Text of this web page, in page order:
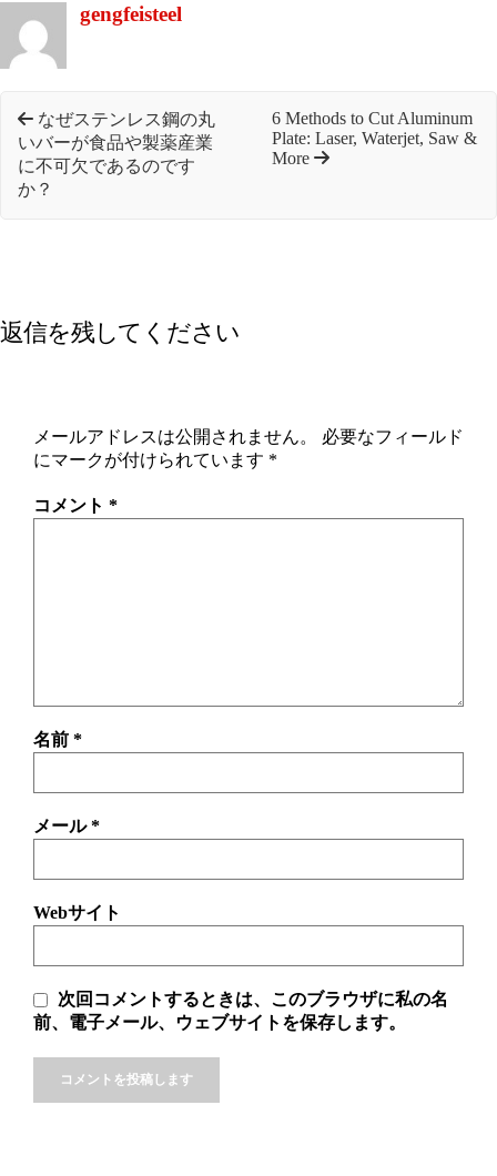
gengfeisteel
なぜステンレス鋼の丸
いバーが食品や製薬産業
に不可欠であるのです
か？
6 Methods to Cut Aluminum
Plate: Laser, Waterjet, Saw &
More
返信を残してください
メールアドレスは公開されません。
必要なフィールド
にマークが付けられています *
コメント *
名前 *
メール*
Webサイト
次回コメントするときは、このブラウザに私の名
前、電子メール、ウェブサイトを保存します。